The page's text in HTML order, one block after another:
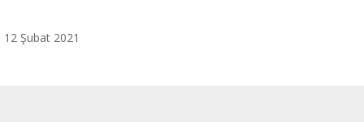
12 Şubat 2021